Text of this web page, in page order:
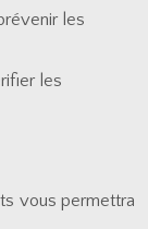
les
les
vous permettra